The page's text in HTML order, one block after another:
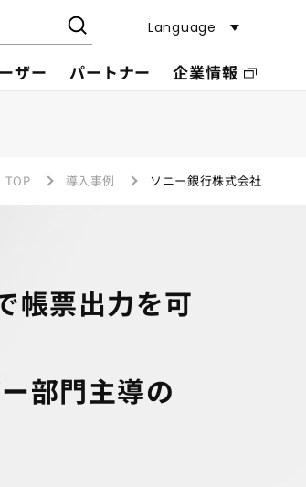
ザー パートナー 企業情報
Language
TOP 導入事例 ソニー銀行株式会社
帳票出力を可
部門主導の